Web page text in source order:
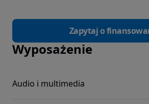
Zapytaj o
Wyposażenie
Audio i multimedia